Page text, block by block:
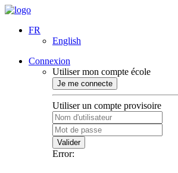
FR
English
Connexion
Utiliser mon compte école
Je me connecte
Utiliser un compte provisoire
Valider
Error: